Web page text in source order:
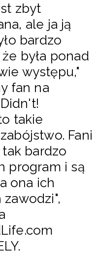
zbyt
ale ja ją
bardzo
była ponad
występu,"
fan na
takie
Fani
tak bardzo
program i są
ona ich